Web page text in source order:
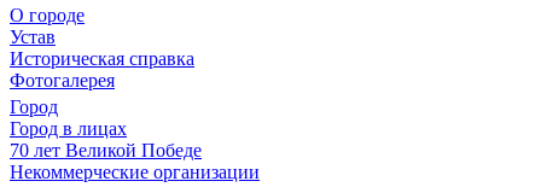
О городе
Устав
Историческая справка
Фотогалерея
Город
Город в лицах
70 лет Великой Победе
Некоммерческие организации